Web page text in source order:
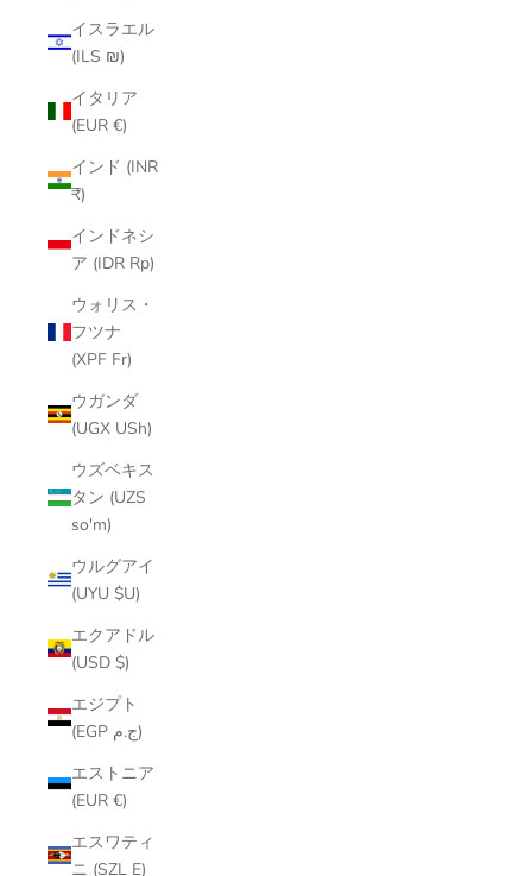
イスラエル
(ILS ₪)
イタリア
(EUR €)
インド (INR
₹)
インドネシ
ア (IDR Rp)
ウォリス・
フツナ
(XPF Fr)
ウガンダ
(UGX USh)
ウズベキス
タン (UZS
so'm)
ウルグアイ
(UYU $U)
エクアドル
(USD $)
エジプト
(EGP ج.م)
エストニア
(EUR €)
エスワティ
ニ (SZL E)